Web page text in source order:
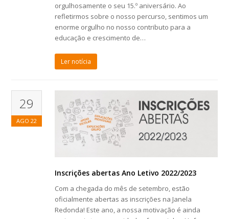
orgulhosamente o seu 15.º aniversário. Ao
refletirmos sobre o nosso percurso, sentimos um
enorme orgulho no nosso contributo para a
educação e crescimento de…
Ler notícia
29
AGO 22
Inscrições abertas Ano Letivo 2022/2023
Com a chegada do mês de setembro, estão
oficialmente abertas as inscrições na Janela
Redonda! Este ano, a nossa motivação é ainda